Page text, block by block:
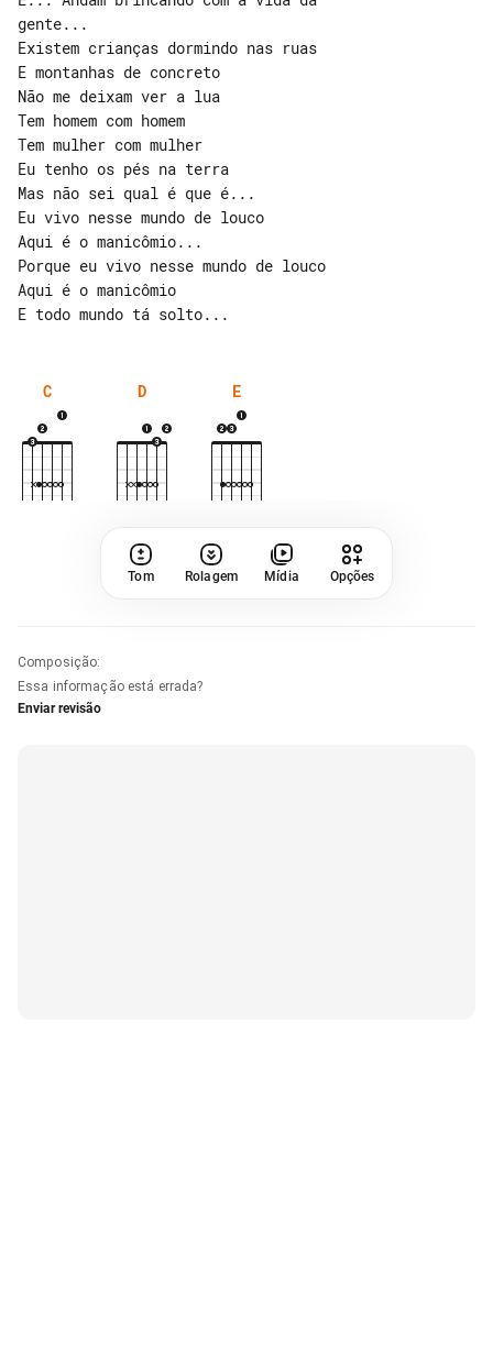
gente...
Existem crianças dormindo nas ruas
E montanhas de concreto
Não me deixam ver a lua
Tem homem com homem
Tem mulher com mulher
Eu tenho os pés na terra
Mas não sei qual é que é...
Eu vivo nesse mundo de louco
Aqui é o manicômio...
Porque eu vivo nesse mundo de louco
Aqui é o manicômio
C D E
Tom Rolagem Mídia Opções
Composição:
Essa informação está errada?
Enviar revisão